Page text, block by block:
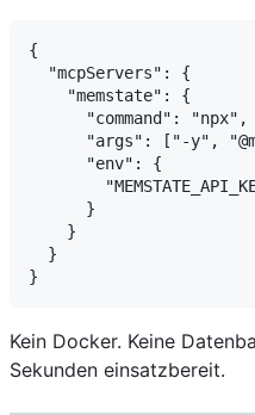
{
  "mcpServers": {
    "memstate": {
      "command": "npx",
"args": ["-y",
      "env": {
      }
    }
  }
Kein Docker. Keine
Sekunden einsatzbereit.